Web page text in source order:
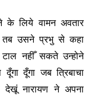
के लिये वामन अवतार
तब उसने प्रभु से कहा
नहीँ सकते उन्होने
दूँगा जब त्रिबाचा
नारायण ने अपना